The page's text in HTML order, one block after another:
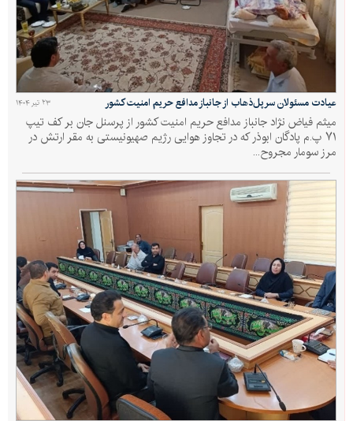
۲۳ تیر ۱۴۰۴ عیادت مسئولان سرپل‌ذهاب از جانباز مدافع حریم امنیت کشور
میثم فیاض نژاد جانباز مدافع حریم امنیت کشور از پرسنل جان بر کف تیپ
۷۱ پ.م پادگان ابوذر که در تجاوز هوایی رژیم صهیونیستی به مقر ارتش در
مرز سومار مجروح...